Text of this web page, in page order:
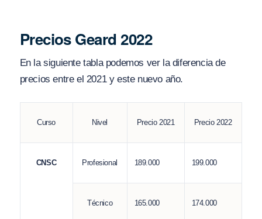
Precios Geard 2022
En la siguiente tabla podemos ver la diferencia de
precios entre el 2021 y este nuevo año.
Curso Nivel Precio 2021 Precio 2022
CNSC Profesional 189.000 199.000
Técnico 165.000 174.000